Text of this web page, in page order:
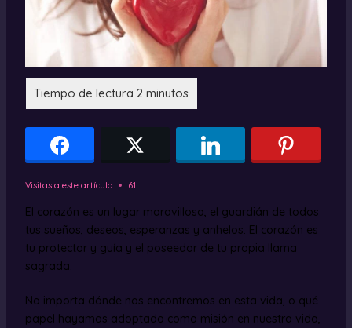
Visitas a este artículo 61
El corazón es un lugar maravilloso, el guardián de todos
tus sueños, deseos, esperanzas y anhelos. El corazón es
tu protector y guía y el poseedor de tu propia llama
sagrada.
No importa dónde nos encontremos en esta vida, o qué
papel hayamos adoptado como misión en nuestra vida,